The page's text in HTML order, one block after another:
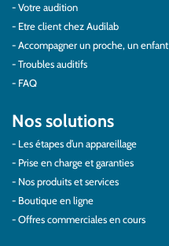
Votre audition
Etre client chez Audilab
Accompagner un proche, un enfant
Troubles auditifs
FAQ
Nos solutions
Les étapes d’un appareillage
Prise en charge et garanties
Nos produits et services
Boutique en ligne
Offres commerciales en cours